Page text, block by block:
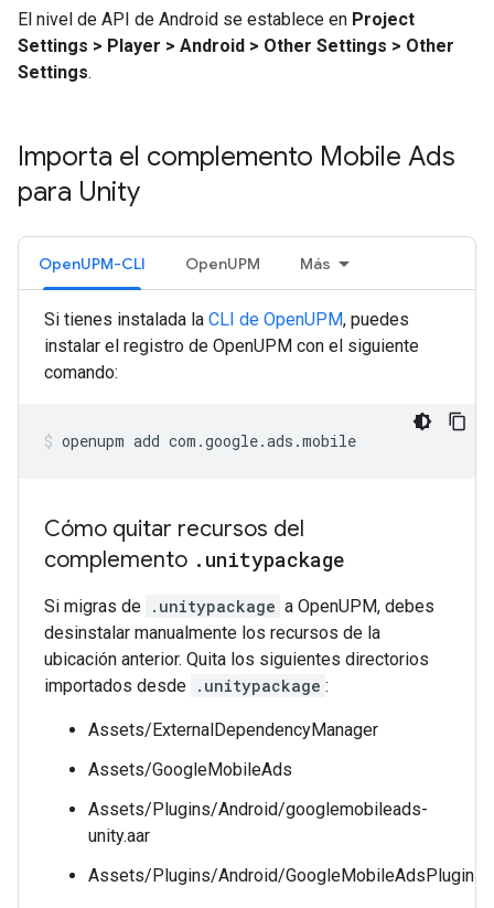
El nivel de API de Android se establece en Project
Settings > Player > Android > Other Settings > Other
Settings.
Importa el complemento Mobile Ads
para Unity
OpenUPM-CLI OpenUPM Más
Si tienes instalada la CLI de OpenUPM, puedes
instalar el registro de OpenUPM con el siguiente
comando:
openupm add com.google.ads.mobile
Cómo quitar recursos del
complemento . unitypackage
Si migras de .unitypackage a OpenUPM, debes
desinstalar manualmente los recursos de la
ubicación anterior. Quita los siguientes directorios
importados desde .unitypackage :
Assets/ExternalDependencyManager
Assets/GoogleMobileAds
Assets/Plugins/Android/googlemobileads-
unity.aar
Assets/Plugins/Android/GoogleMobileAdsPlugin